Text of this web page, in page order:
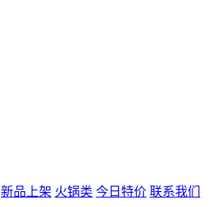
新品上架 火锅类 今日特价 联系我们